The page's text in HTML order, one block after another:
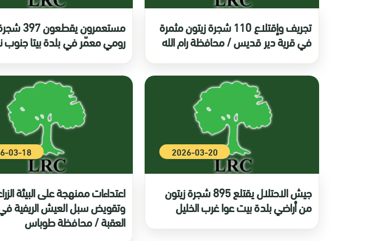
تجريف وإقتلاع 110 شجرة زيتون مثمرة
في قرية دير قديس / محافظة رام الله
مستعمرون
رومي معمّر في بلدة بيتا جنوب
2026-03-20
جيش الاحتلال يقتلع 895 شجرة زيتون
من أراضي بلدة بيت عوا غرب الخليل
03-18
اعتداءات ممنهجة على البيئة
وتقويض سبل العيش الريفية
العقبة / محافظة طوباس